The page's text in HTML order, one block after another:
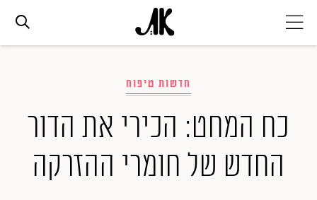
אופנה
ביוטי
חדשות טיפוח
כח המחט: הכירי את הדור
החדש של חומרי ההזרקה